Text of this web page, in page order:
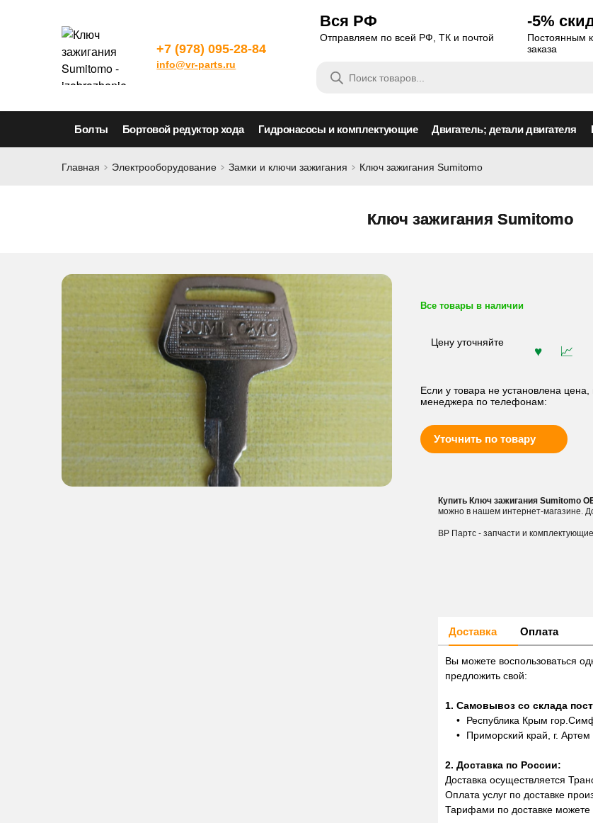
+7 (978) 095-28-84
info@vr-parts.ru
Вся РФ
Отправляем по всей РФ, ТК и почтой
-5%
Постоянным
заказа
товаров
Болты Бортовой редуктор хода Гидронасосы и комплектующие Двигатель; детали двигателя
Главная Электрооборудование Замки и ключи зажигания Ключ зажигания Sumitomo
Ключ зажигания Sumitomo
Все товары в наличии
Цену уточняйте
Если у товара не установлена цена,
менеджера по телефонам:
Уточнить по товару
Купить Ключ зажигания Sumitomo
можно в нашем интернет-магазине.
ВР Партс - запчасти и
Доставка Оплата
Вы можете воспользоваться
предложить свой:
1. Самовывоз со склада
Республика Крым
Приморский край, г. Артем
2. Доставка по России:
Доставка осуществляется
Оплата услуг по доставке
Тарифами по доставке можете